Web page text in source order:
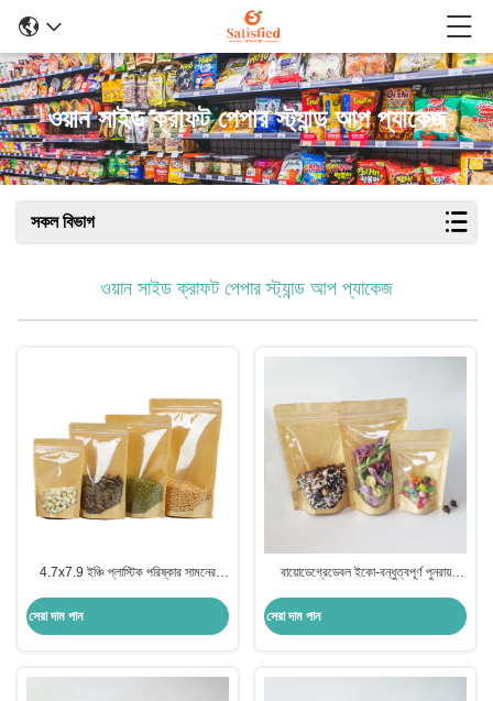
ওয়ান সাইড ক্রাফট পেপার স্ট্যান্ড আপ প্যাকেজ
সকল বিভাগ
ওয়ান সাইড ক্রাফট পেপার স্ট্যান্ড আপ প্যাকেজ
4.7x7.9 ইঞ্চি প্লাস্টিক পরিষ্কার সামনের
জিপলক পকেট ব্যাগ খাদ্য প্যাকেজিং জন্য
Doypack
সেরা দাম পান
বায়োডেগ্রেডেবল ইকো-বন্ধুত্বপূর্ণ পুনরায়
সেরা দাম পান